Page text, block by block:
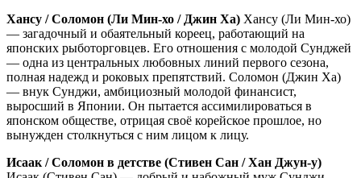
Хансу / Соломон (Ли Мин-хо / Джин Ха) Хансу (Ли Мин-хо)
— загадочный и обаятельный кореец, работающий на
японских рыботорговцев. Его отношения с молодой Сунджей
— одна из центральных любовных линий первого сезона,
полная надежд и роковых препятствий. Соломон (Джин Ха)
— внук Сунджи, амбициозный молодой финансист,
выросший в Японии. Он пытается ассимилироваться в
японском обществе, отрицая своё корейское прошлое, но
вынужден столкнуться с ним лицом к лицу.
Исаак / Соломон в детстве (Стивен Сан / Хан Джун-у)